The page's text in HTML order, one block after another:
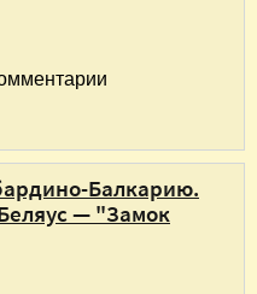
Балкарию.
— "Замок